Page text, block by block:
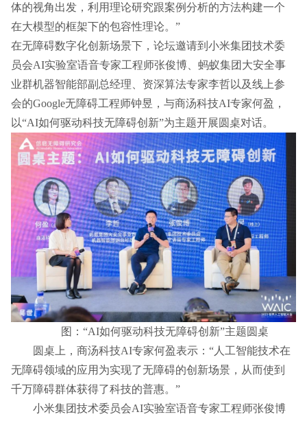
体的视角出发，利用理论研究跟案例分析的方法构建一个
在大模型的框架下的包容性理论。”
在无障碍数字化创新场景下，论坛邀请到小米集团技术委
员会AI实验室语音专家工程师张俊博、蚂蚁集团大安全事
业群机器智能部副总经理、资深算法专家李哲以及线上参
会的Google无障碍工程师钟昱，与商汤科技AI专家何盈，
以“AI如何驱动科技无障碍创新”为主题开展圆桌对话。
图：“AI如何驱动科技无障碍创新”主题圆桌
圆桌上，商汤科技AI专家何盈表示：“人工智能技术在
无障碍领域的应用为实现了无障碍的创新场景，从而使到
千万障碍群体获得了科技的普惠。”
小米集团技术委员会AI实验室语音专家工程师张俊博